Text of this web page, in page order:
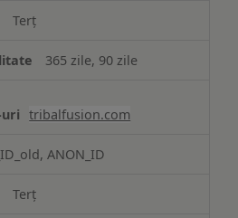
Terț
365 zile, 90 zile
tribalfusion.com
ANON_ID
Terț